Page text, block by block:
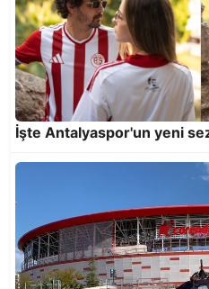
Antalyaspor kombineleri
İşte Antalyaspor'un yeni